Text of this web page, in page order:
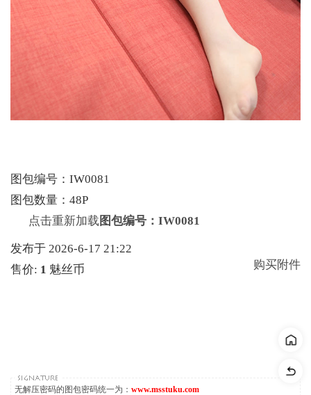
图包编号：IW0081
图包数量：48P
点击重新加载 图包编号：IW0081
发布于 2026-6-17 21:22
售价: 1 魅丝币 购买附件
无解压密码的图包密码统一为： www.msstuku.com